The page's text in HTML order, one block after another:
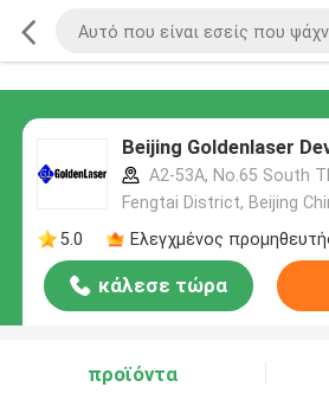
Beijing Goldenlaser
A2-53A, No.65 South
Fengtai District, Beijing
5.0
Ελεγχμένος
κάλεσε τώρα
προϊόντα